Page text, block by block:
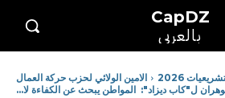
CapDZ
بالعربي
تشريعيات 2026
الامين الولائي لحزب حركة العمال
بوهران ل"كاب ديزاد": المواطن يبحث عن الكفاءة لا...